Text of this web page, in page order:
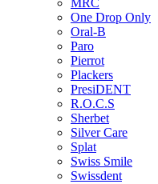
MRC
One Drop Only
Oral-B
Paro
Pierrot
Plackers
PresiDENT
R.O.C.S
Sherbet
Silver Care
Splat
Swiss Smile
Swissdent